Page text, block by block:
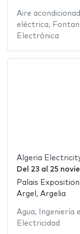
Aire
eléctrica,
Electrónica
Algeria
Del 23al 25
Palais
Argel, Argelia
Agua, Ingeniería
Electricidad